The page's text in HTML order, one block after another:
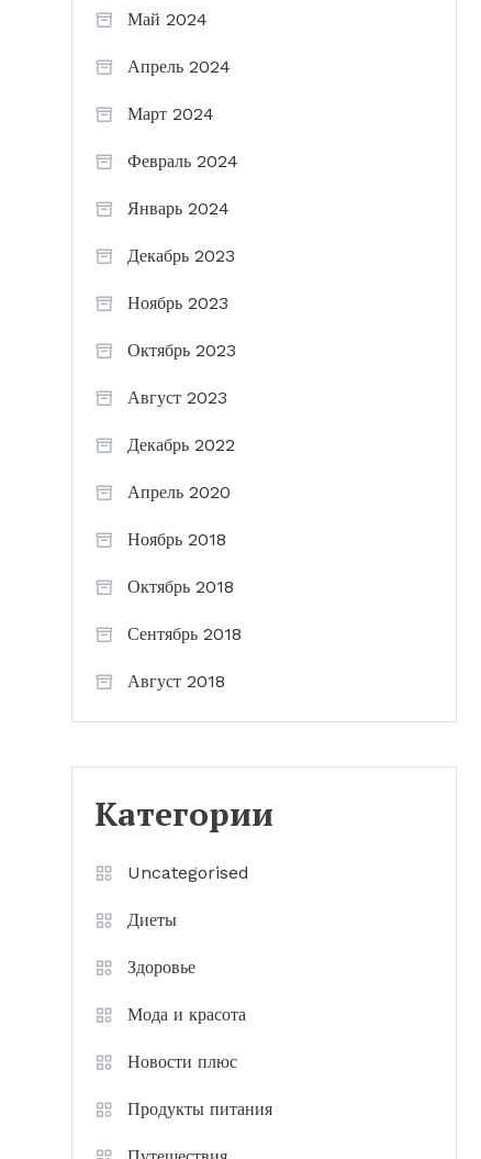
Май 2024
Апрель 2024
Март 2024
Февраль 2024
Январь 2024
Декабрь 2023
Ноябрь 2023
Октябрь 2023
Август 2023
Декабрь 2022
Апрель 2020
Ноябрь 2018
Октябрь 2018
Сентябрь 2018
Август 2018
Категории
Uncategorised
Диеты
Здоровье
Мода и красота
Новости плюс
Продукты питания